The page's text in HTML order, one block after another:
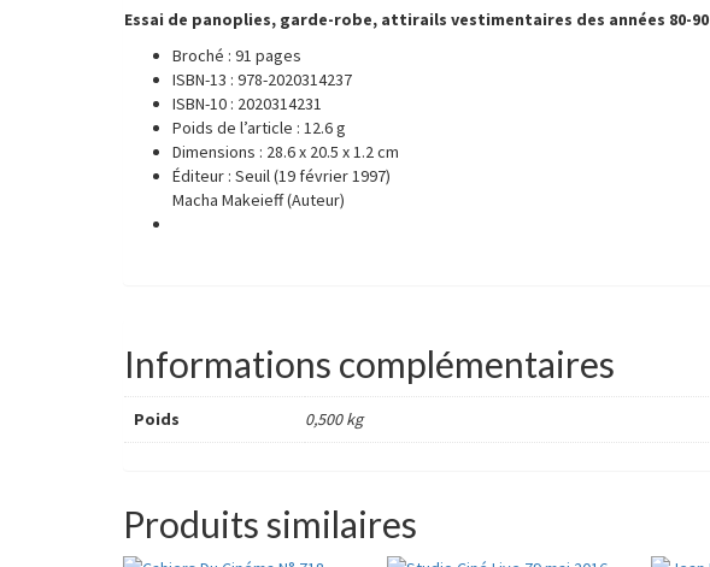
Essai de panoplies, garde-robe, attirails vestimentaires des années 80-90
Broché : 91 pages
ISBN-13 : 978-2020314237
ISBN-10 : 2020314231
Poids de l’article : 12.6 g
Dimensions : 28.6 x 20.5 x 1.2 cm
Éditeur : Seuil (19 février 1997)
Macha Makeieff(Auteur)
Informations complémentaires
Poids 0,500 kg
Produits similaires